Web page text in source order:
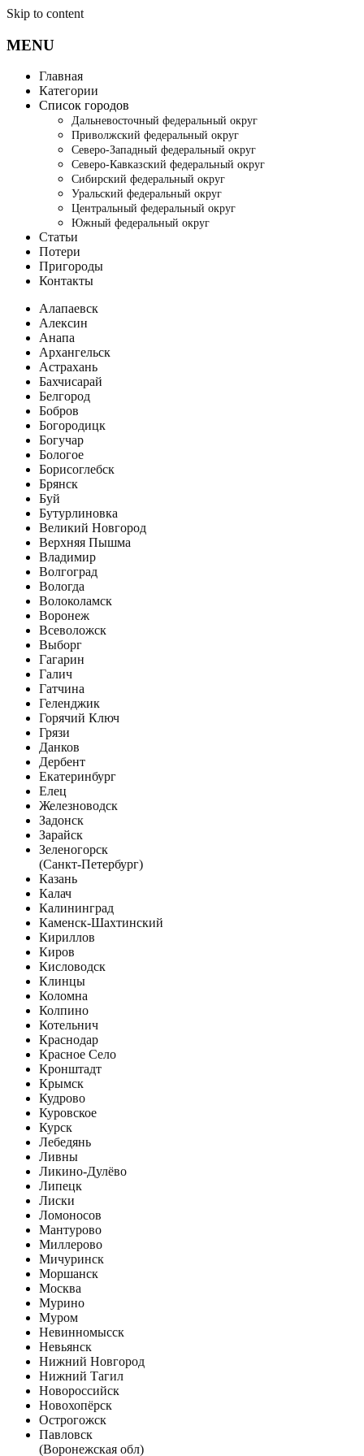
Skip to content
MENU
Главная
Категории
Список городов
Дальневосточный федеральный округ
Приволжский федеральный округ
Северо-Западный федеральный округ
Северо-Кавказский федеральный округ
Сибирский федеральный округ
Уральский федеральный округ
Центральный федеральный округ
Южный федеральный округ
Статьи
Потери
Пригороды
Контакты
Алапаевск
Алексин
Анапа
Архангельск
Астрахань
Бахчисарай
Белгород
Бобров
Богородицк
Богучар
Бологое
Борисоглебск
Брянск
Буй
Бутурлиновка
Великий Новгород
Верхняя Пышма
Владимир
Волгоград
Вологда
Волоколамск
Воронеж
Всеволожск
Выборг
Гагарин
Галич
Гатчина
Геленджик
Горячий Ключ
Грязи
Данков
Дербент
Екатеринбург
Елец
Железноводск
Задонск
Зарайск
Зеленогорск
(Санкт-Петербург)
Казань
Калач
Калининград
Каменск-Шахтинский
Кириллов
Киров
Кисловодск
Клинцы
Коломна
Колпино
Котельнич
Краснодар
Красное Село
Кронштадт
Крымск
Кудрово
Куровское
Курск
Лебедянь
Ливны
Ликино-Дулёво
Липецк
Лиски
Ломоносов
Мантурово
Миллерово
Мичуринск
Моршанск
Москва
Мурино
Муром
Невинномысск
Невьянск
Нижний Новгород
Нижний Тагил
Новороссийск
Новохопёрск
Острогожск
Павловск
(Воронежская обл)